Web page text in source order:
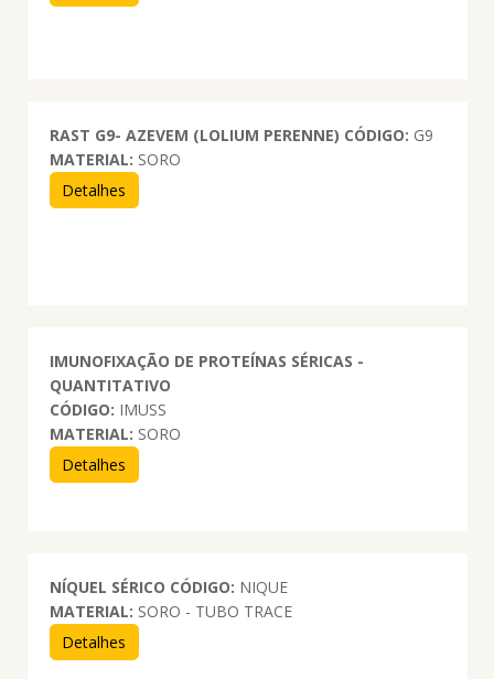
RAST G9- AZEVEM (LOLIUM PERENNE) CÓDIGO: G9
MATERIAL: SORO
Detalhes
IMUNOFIXAÇÃO DE PROTEÍNAS SÉRICAS -
QUANTITATIVO
CÓDIGO: IMUSS
MATERIAL: SORO
Detalhes
NÍQUEL SÉRICO CÓDIGO: NIQUE
MATERIAL: SORO - TUBO TRACE
Detalhes